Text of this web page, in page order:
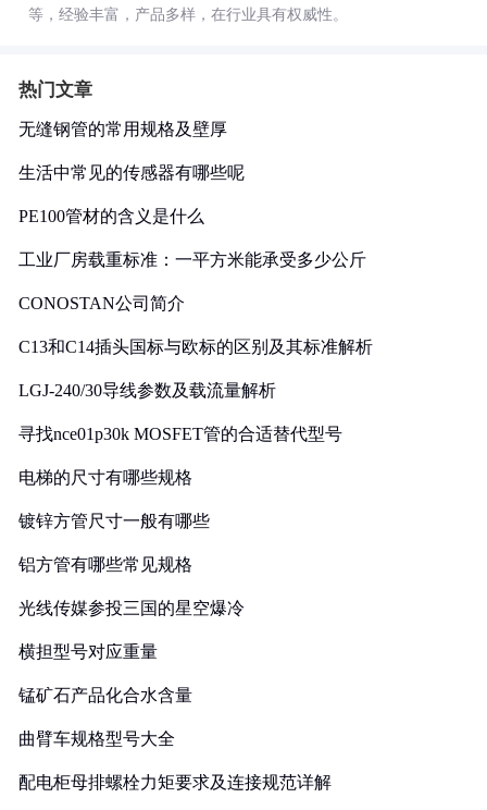
等，经验丰富，产品多样，在行业具有权威性。
热门文章
无缝钢管的常用规格及壁厚
生活中常见的传感器有哪些呢
PE100管材的含义是什么
工业厂房载重标准：一平方米能承受多少公斤
CONOSTAN公司简介
C13和C14插头国标与欧标的区别及其标准解析
LGJ-240/30导线参数及载流量解析
寻找nce01p30k MOSFET管的合适替代型号
电梯的尺寸有哪些规格
镀锌方管尺寸一般有哪些
铝方管有哪些常见规格
光线传媒参投三国的星空爆冷
横担型号对应重量
锰矿石产品化合水含量
曲臂车规格型号大全
配电柜母排螺栓力矩要求及连接规范详解